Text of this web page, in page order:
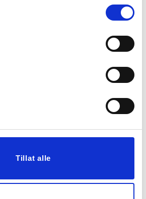
Tillat alle
26,97
Vis mer